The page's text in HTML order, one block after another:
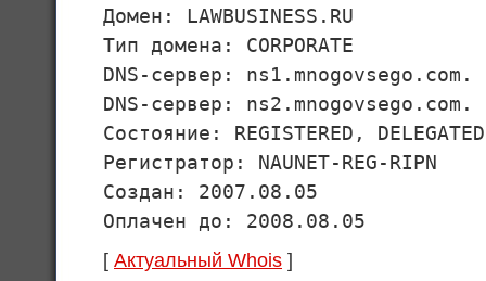
Домен: LAWBUSINESS.RU
Тип домена: CORPORATE
DNS-сервер: ns1.mnogovsego.com.
DNS-сервер: ns2.mnogovsego.com.
Состояние: REGISTERED, DELEGATED
Регистратор: NAUNET-REG-RIPN
Создан: 2007.08.05
Оплачен до: 2008.08.05
[ Актуальный Whois ]